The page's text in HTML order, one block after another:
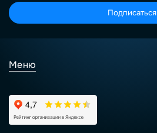
Подписаться
Меню